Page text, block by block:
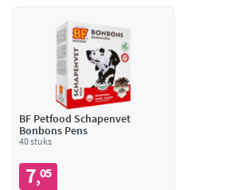
BF Petfood Schapenvet
Bonbons Pens
40 stuks
7,05